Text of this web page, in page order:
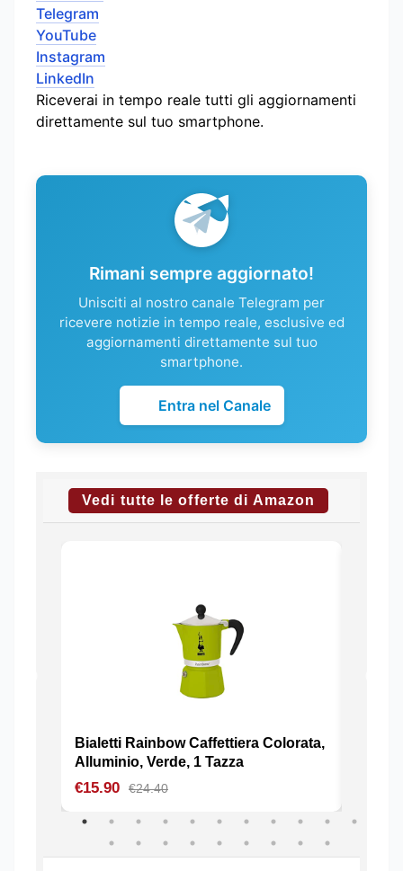
Telegram
YouTube
Instagram
LinkedIn
Riceverai in tempo reale tutti gli aggiornamenti
direttamente sul tuo smartphone.
Rimani sempre aggiornato!
Unisciti al nostro canale Telegram per
ricevere notizie in tempo reale, esclusive ed
aggiornamenti direttamente sul tuo
smartphone.
Entra nel Canale